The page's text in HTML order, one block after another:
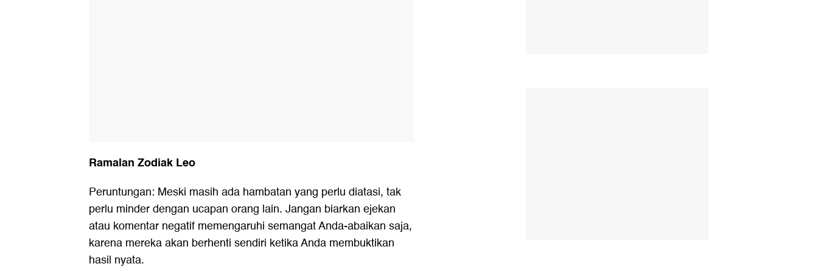
Ramalan Zodiak Leo
Peruntungan: Meski masih ada hambatan yang perlu diatasi, tak
perlu minder dengan ucapan orang lain. Jangan biarkan ejekan
atau komentar negatif memengaruhi semangat Anda-abaikan saja,
karena mereka akan berhenti sendiri ketika Anda membuktikan
hasil nyata.